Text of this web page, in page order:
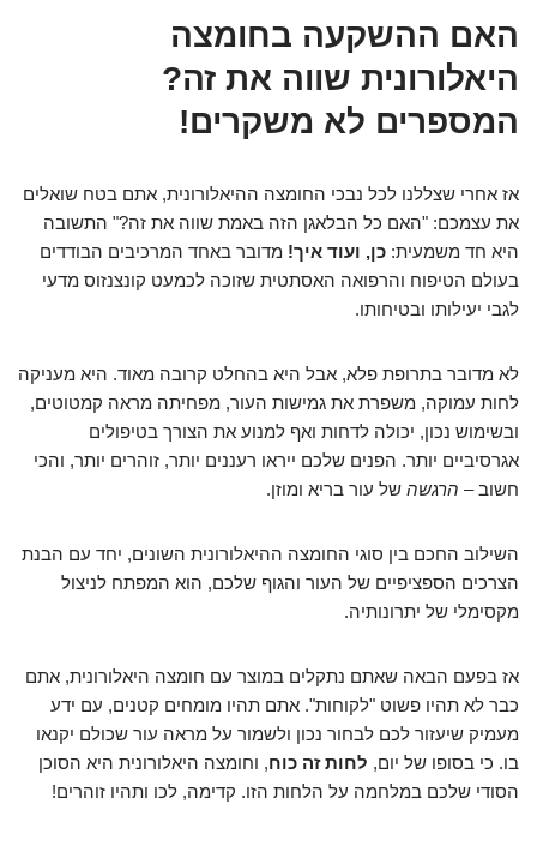
האם ההשקעה בחומצה
היאלורונית שווה את זה?
המספרים לא משקרים!
אז אחרי שצללנו לכל נבכי החומצה ההיאלורונית, אתם בטח שואלים
את עצמכם: "האם כל הבלאגן הזה באמת שווה את זה?" התשובה
היא חד משמעית: כן, ועוד איך! מדובר באחד המרכיבים הבודדים
בעולם הטיפוח והרפואה האסתטית שזוכה לכמעט קונצנזוס מדעי
לגבי יעילותו ובטיחותו.
לא מדובר בתרופת פלא, אבל היא בהחלט קרובה מאוד. היא מעניקה
לחות עמוקה, משפרת את גמישות העור, מפחיתה מראה קמטוטים,
ובשימוש נכון, יכולה לדחות ואף למנוע את הצורך בטיפולים
אגרסיביים יותר. הפנים שלכם ייראו רעננים יותר, זוהרים יותר, והכי
חשוב – הרגשה של עור בריא ומוזן.
השילוב החכם בין סוגי החומצה ההיאלורונית השונים, יחד עם הבנת
הצרכים הספציפיים של העור והגוף שלכם, הוא המפתח לניצול
מקסימלי של יתרונותיה.
אז בפעם הבאה שאתם נתקלים במוצר עם חומצה היאלורונית, אתם
כבר לא תהיו פשוט "לקוחות". אתם תהיו מומחים קטנים, עם ידע
מעמיק שיעזור לכם לבחור נכון ולשמור על מראה עור שכולם יקנאו
בו. כי בסופו של יום, לחות זה כוח, וחומצה היאלורונית היא הסוכן
הסודי שלכם במלחמה על הלחות הזו. קדימה, לכו ותהיו זוהרים!